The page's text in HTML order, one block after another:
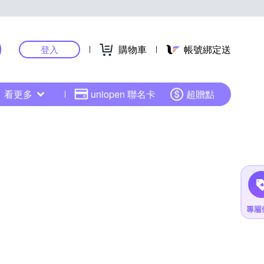
登入 購物車 帳號綁定送
看更多 uniopen 聯名卡 超贈點